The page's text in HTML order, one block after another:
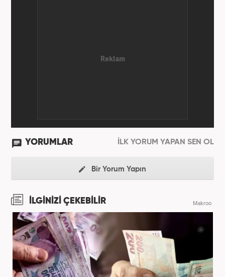
YORUMLAR İLK YORUM YAPAN SEN OL
Bir Yorum Yapın
İLGİNİZİ ÇEKEBİLİR Makroo